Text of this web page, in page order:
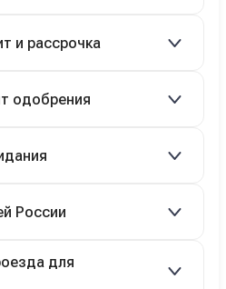
и рассрочка
при первом взносе 35–50%.
одобрения
России
для